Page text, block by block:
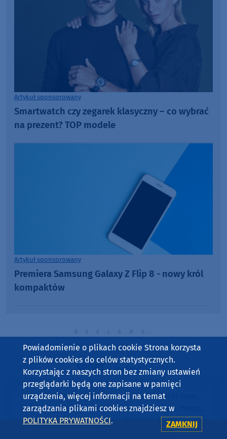
Artykuł sponsorowany
Smartwatch czy zegarek klasyczny – co wybrać
na prezent? TOP modele
Artykuł sponsorowany
Premiera Samsung Galaxy Z Flip 8 - nowy król
kompaktów
SPORTw Weekend FM
środa, 05.08.2026 19:15Koszmar Chojniczanki trwa.
Odpadła z Pucharu Polski już w pierwszym meczu.
Przegrała z Podhalem Nowy Targ 0:2. "Jesteśmy w
Powiadomienie o plikach cookie Strona korzysta
z plików cookies do celów statystycznych.
Korzystając z naszych stron bez zmiany ustawień
przeglądarki będą one zapisane w pamięci
urządzenia, więcej informacji na temat
zarządzania plikami cookies znajdziesz w
POLITYKA PRYWATNOŚCI. ZAMKNIJ